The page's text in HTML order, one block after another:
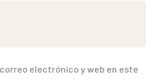
electrónico y web en este